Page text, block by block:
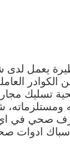
يعمل لدى
الكوادر
تسليك
ومستلزماته،
صحي في
ادوات